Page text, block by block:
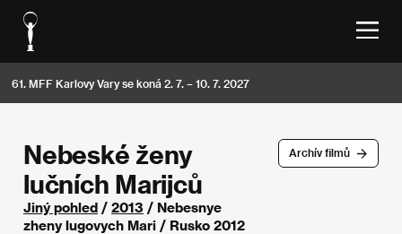
61. MFF Karlovy Vary se koná 2. 7. – 10. 7. 2027
Archív filmů
Nebeské ženy
lučních Marijců
Jiný pohled / 2013 / Nebesnye
zheny lugovych Mari / Rusko 2012